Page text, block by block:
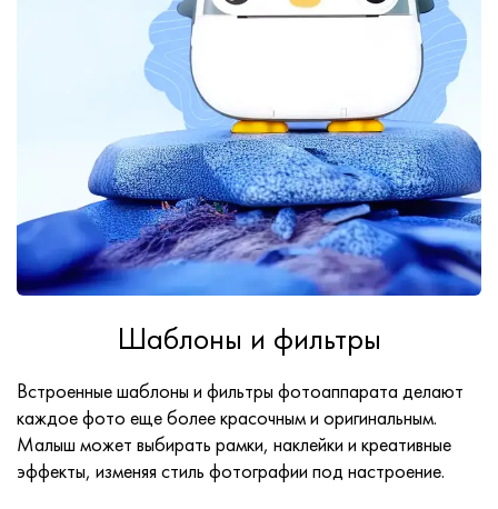
Шаблоны и фильтры
Встроенные шаблоны и фильтры фотоаппарата делают
каждое фото еще более красочным и оригинальным.
Малыш может выбирать рамки, наклейки и креативные
эффекты, изменяя стиль фотографии под настроение.